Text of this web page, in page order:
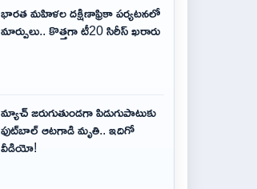
భారత మహిళల దక్షిణాఫ్రికా పర్యటనలో
మార్పులు.. కొత్తగా టీ20 సిరీస్ ఖరారు
మ్యాచ్ జరుగుతుండగా పిడుగుపాటుకు
ఫుట్‌బాల్ ఆటగాడి మృతి.. ఇదిగో
వీడియో!